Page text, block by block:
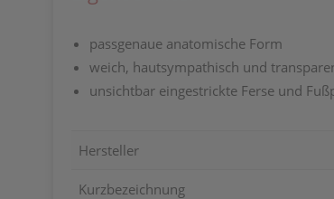
passgenaue anatomische Form
weich, hautsympathisch und
unsichtbar eingestrickte Ferse und
Hersteller
Kurzbezeichnung